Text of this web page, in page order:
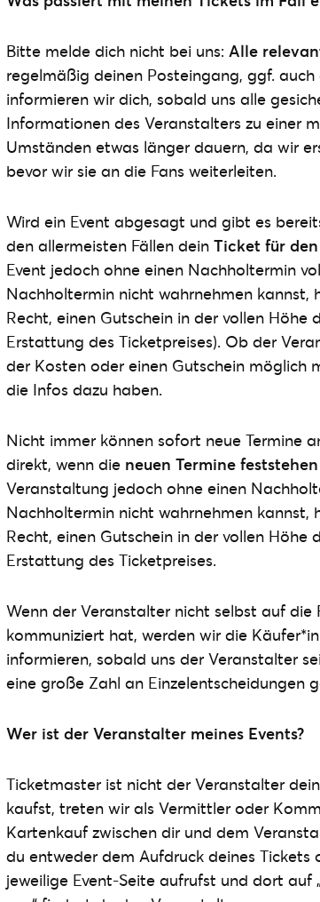
Bitte melde dich nicht bei uns: Alle
regelmäßig deinen Posteingang, ggf.
informieren wir dich, sobald uns alle
Informationen des Veranstalters zu einer
Umständen etwas länger dauern, da wir
bevor wir sie an die Fans weiterleiten.
Wird ein Event abgesagt und gibt es
den allermeisten Fällen dein Ticket für
Event jedoch ohne einen Nachholtermin
Nachholtermin nicht wahrnehmen
Recht, einen Gutschein in der vollen Höhe
Erstattung des Ticketpreises). Ob der
der Kosten oder einen Gutschein möglich
die Infos dazu haben.
Nicht immer können sofort neue Termine
direkt, wenn die neuen Termine
Veranstaltung jedoch ohne einen
Nachholtermin nicht wahrnehmen
Recht, einen Gutschein in der vollen Höhe
Erstattung des Ticketpreises.
Wenn der Veranstalter nicht selbst auf die
kommuniziert hat, werden wir die
informieren, sobald uns der Veranstalter
eine große Zahl an Einzelentscheidungen
Wer ist der Veranstalter meines Events?
Ticketmaster ist nicht der Veranstalter
kaufst, treten wir als Vermittler oder
Kartenkauf zwischen dir und dem
du entweder dem Aufdruck deines
jeweilige Event-Seite aufrufst und dort auf